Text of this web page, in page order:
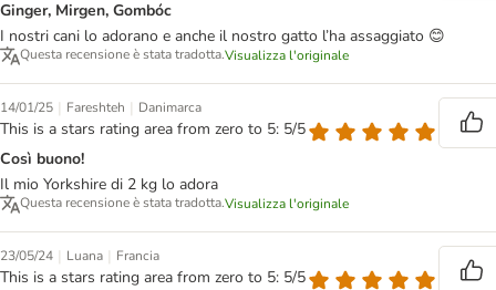
Ginger, Mirgen, Gombóc
I nostri cani lo adorano e anche il nostro gatto l’ha assaggiato 😊
Questa recensione è stata tradotta.Visualizza l'originale
14/01/25 | Fareshteh | Danimarca
This is a stars rating area from zero to 5: 5/5
Così buono!
Il mio Yorkshire di 2 kg lo adora
Questa recensione è stata tradotta.Visualizza l'originale
23/05/24 | Luana | Francia
This is a stars rating area from zero to 5: 5/5